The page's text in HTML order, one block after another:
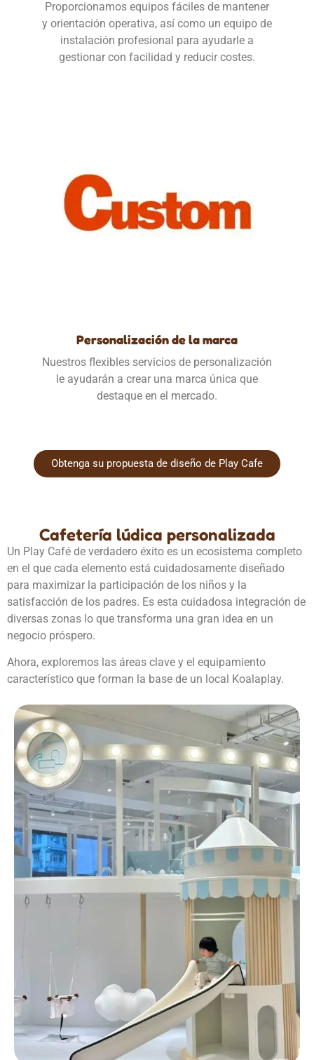
Proporcionamos equipos fáciles de mantener
y orientación operativa, así como un equipo de
instalación profesional para ayudarle a
gestionar con facilidad y reducir costes.
Personalización de la marca
Nuestros flexibles servicios de personalización
le ayudarán a crear una marca única que
destaque en el mercado.
Obtenga su propuesta de diseño de Play Cafe
Cafetería lúdica personalizada
Un Play Café de verdadero éxito es un ecosistema completo
en el que cada elemento está cuidadosamente diseñado
para maximizar la participación de los niños y la
satisfacción de los padres. Es esta cuidadosa integración de
diversas zonas lo que transforma una gran idea en un
negocio próspero.
Ahora, exploremos las áreas clave y el equipamiento
característico que forman la base de un local Koalaplay.